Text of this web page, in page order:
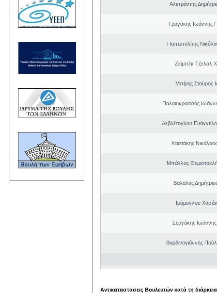
Αλιπράντης
Τραγάκης Ιωάννης
Παπαπολίτης
Ζεϊμπέκ Τζελάλ
Μπίρης Σταύρος
Παλαιοκρασσάς
Δεβλέτογλου
Κτιστάκης
Μπάλλας
Βαλαλάς
Ιμάμογλου
Σεργάκης
Βαρδινογιάννης
Αντικαταστάσεις Βουλευτών κατά τη